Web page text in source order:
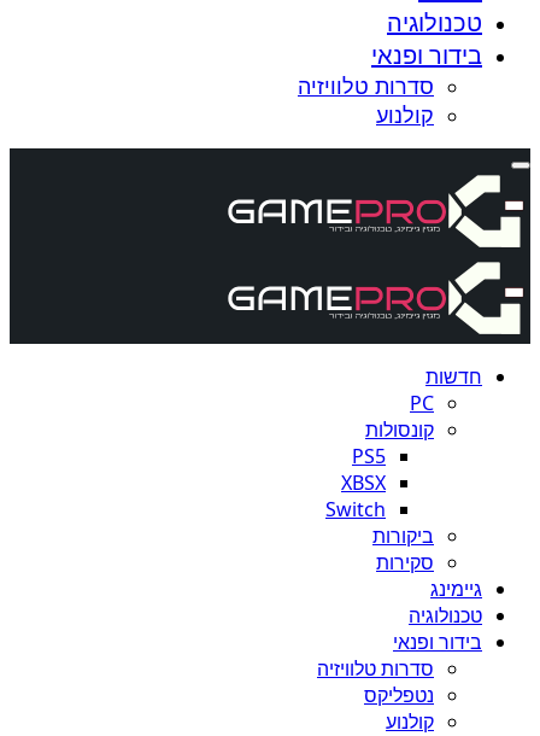
טכנולוגיה
בידור ופנאי
סדרות טלוויזיה
קולנוע
חדשות
PC
קונסולות
PS5
XBSX
Switch
ביקורות
סקירות
גיימינג
טכנולוגיה
בידור ופנאי
סדרות טלוויזיה
נטפליקס
קולנוע